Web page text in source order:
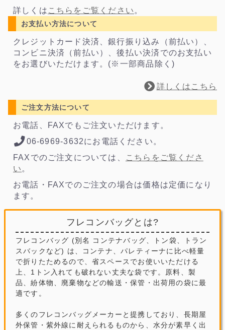
詳しくは こちらをご覧ください 。
お支払い方法について
クレジットカード決済、銀行振り込み（前払い）、
コンビニ決済（前払い）、後払い決済でのお支払い
をお選びいただけます。(※一部商品除く)
詳しくはこちら
ご注文方法について
お電話、FAXでもご注文いただけます。
06-6969-3632にお電話ください。
FAXでのご注文については、
こちらをご覧くださ
い 。
お電話・FAXでのご注文の場合は価格は定価になり
ます。
フレコンバッグとは?
フレコンバッグ (別名 コンテナバッグ、トン袋、トラン
スバックなど) は、コンテナ、パレティーナに比べ軽量
で折りたためるので、省スペースでお使いいただける
上、1トン入れても破れない丈夫な袋です。原料、製
品、紛体物、廃棄物などの輸送・保管・出荷用の袋に最
適です。
多くのフレコンバッグメーカーと提携しており、長期屋
外保管・紫外線に耐えられるものから、水分が素早く出